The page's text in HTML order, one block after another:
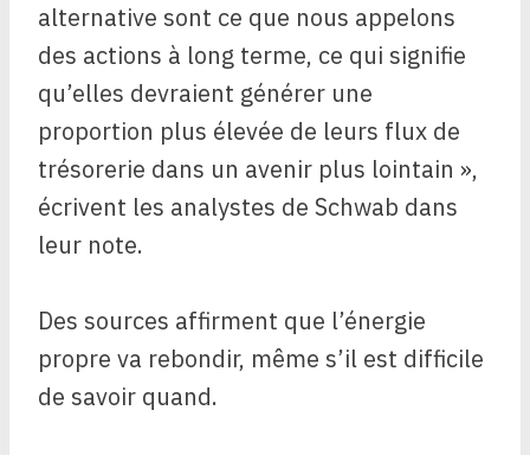
alternative sont ce que nous appelons
des actions à long terme, ce qui signifie
qu’elles devraient générer une
proportion plus élevée de leurs flux de
trésorerie dans un avenir plus lointain »,
écrivent les analystes de Schwab dans
leur note.
Des sources affirment que l’énergie
propre va rebondir, même s’il est difficile
de savoir quand.